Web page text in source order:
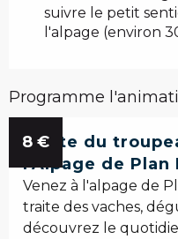
suivre le petit
l'alpage (environ
Programme
8 €
Traite du
l'Alpage de Plan
Venez à l'alpage de
traite des vaches,
découvrez le